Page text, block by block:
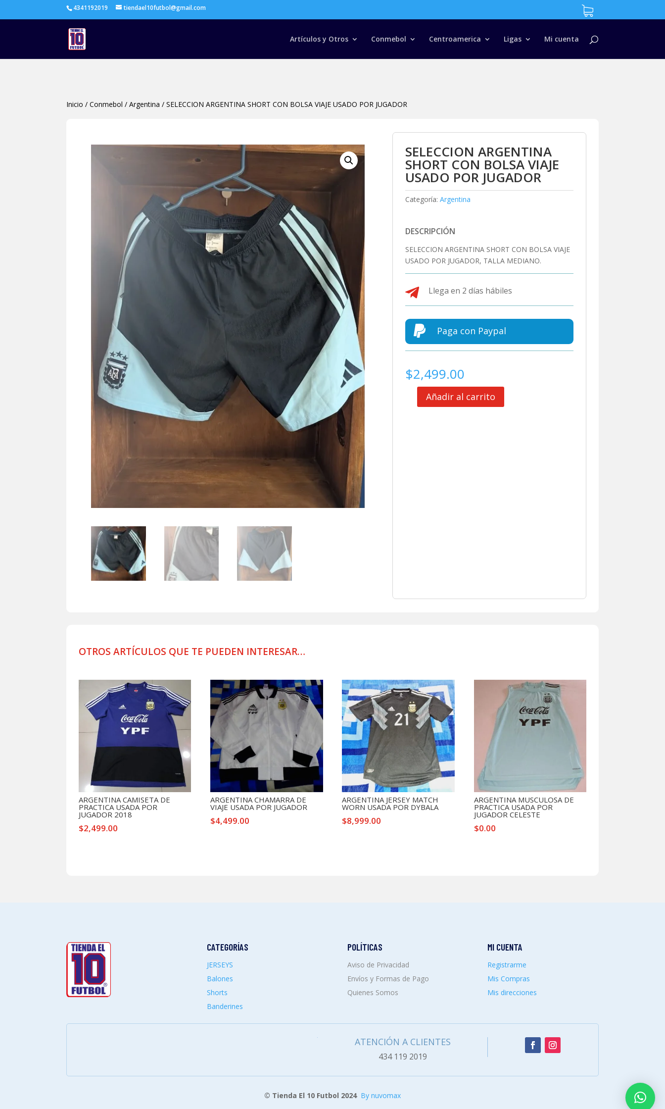
4341192019 tiendael10futbol@gmail.com
Artículos y Otros Conmebol Centroamerica Ligas Mi cuenta
Búsqueda
productos
Inicio /Conmebol /Argentina /SELECCION ARGENTINA SHORT CON BOLSA VIAJE USADO POR JUGADOR
SELECCION ARGENTINA
SHORT CON BOLSA VIAJE
USADO POR JUGADOR
Categoría: Argentina
DESCRIPCIÓN
SELECCION ARGENTINA SHORT CON BOLSA VIAJE
USADO POR JUGADOR, TALLA MEDIANO.
 Llega en 2 días hábiles
 Paga con Paypal
$2,499.00
SELECCIONAñadir al carrito
OTROS ARTÍCULOS QUE TE PUEDEN INTERESAR…
ARGENTINA CAMISETA DE
PRACTICA USADA POR
JUGADOR 2018
$2,499.00
ARGENTINA CHAMARRA DE
VIAJE USADA POR JUGADOR
$4,499.00
ARGENTINA JERSEY MATCH
WORN USADA POR DYBALA
$8,999.00
ARGENTINA MUSCULOSA DE
PRACTICA USADA POR
JUGADOR CELESTE
$0.00
CATEGORÍAS
JERSEYS
Balones
Shorts
Banderines
POLÍTICAS
Aviso de Privacidad
Envíos y Formas de Pago
Quienes Somos
MI CUENTA
Registrarme
Mis Compras
Mis direcciones
ATENCIÓN A CLIENTES
434 119 2019
© Tienda El 10 Futbol 2024 By nuvomax